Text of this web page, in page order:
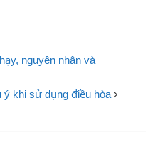
nguyên nhân và
ý khi sử dụng điều hòa